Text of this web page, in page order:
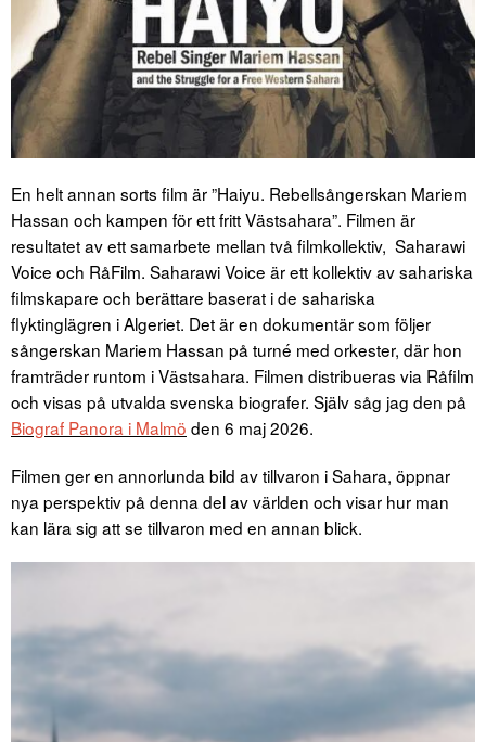
En helt annan sorts film är ”Haiyu. Rebellsångerskan Mariem
Hassan och kampen för ett fritt Västsahara”. Filmen är
resultatet av ett samarbete mellan två filmkollektiv, Saharawi
Voice och RåFilm. Saharawi Voice är ett kollektiv av sahariska
filmskapare och berättare baserat i de sahariska
flyktinglägren i Algeriet. Det är en dokumentär som följer
sångerskan Mariem Hassan på turné med orkester, där hon
framträder runtom i Västsahara. Filmen distribueras via Råfilm
och visas på utvalda svenska biografer. Själv såg jag den på
Biograf Panora i Malmö den 6 maj 2026.
Filmen ger en annorlunda bild av tillvaron i Sahara, öppnar
nya perspektiv på denna del av världen och visar hur man
kan lära sig att se tillvaron med en annan blick.